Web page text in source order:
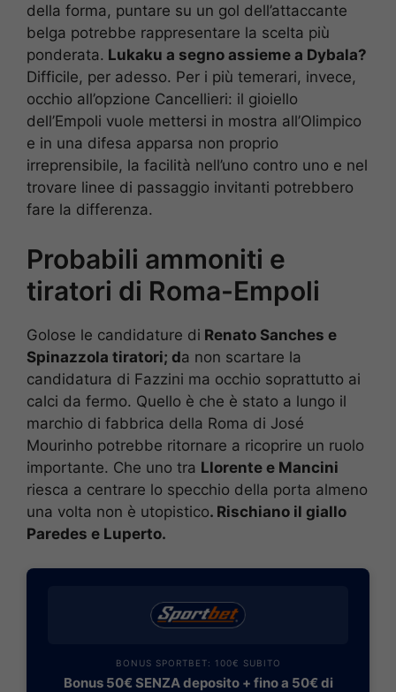
della forma, puntare su un gol dell’attaccante
belga potrebbe rappresentare la scelta più
ponderata. Lukaku a segno assieme a Dybala?
Difficile, per adesso. Per i più temerari, invece,
occhio all’opzione Cancellieri: il gioiello
dell’Empoli vuole mettersi in mostra all’Olimpico
e in una difesa apparsa non proprio
irreprensibile, la facilità nell’uno contro uno e nel
trovare linee di passaggio invitanti potrebbero
fare la differenza.
Probabili ammoniti e
tiratori di Roma-Empoli
Golose le candidature di Renato Sanches e
Spinazzola tiratori; da non scartare la
candidatura di Fazzini ma occhio soprattutto ai
calci da fermo. Quello è che è stato a lungo il
marchio di fabbrica della Roma di José
Mourinho potrebbe ritornare a ricoprire un ruolo
importante. Che uno tra Llorente e Mancini
riesca a centrare lo specchio della porta almeno
una volta non è utopistico. Rischiano il giallo
Paredes e Luperto.
BONUS SPORTBET: 100€ SUBITO
Bonus 50€ SENZA deposito + fino a 50€ di